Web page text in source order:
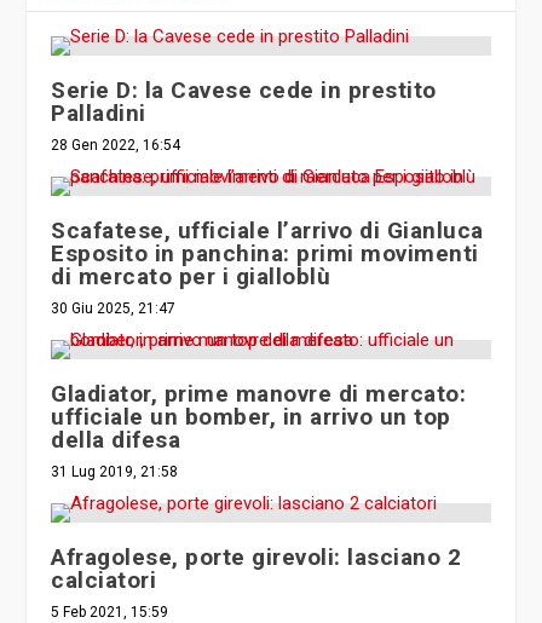
Serie D: la Cavese cede in prestito
Palladini
28 Gen 2022, 16:54
Scafatese, ufficiale l’arrivo di Gianluca
Esposito in panchina: primi movimenti
di mercato per i gialloblù
30 Giu 2025, 21:47
Gladiator, prime manovre di mercato:
ufficiale un bomber, in arrivo un top
della difesa
31 Lug 2019, 21:58
Afragolese, porte girevoli: lasciano 2
calciatori
5 Feb 2021, 15:59